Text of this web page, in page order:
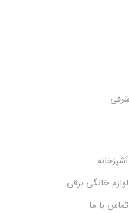
آشپزخانه
لوازم خانگی برقی
تماس با ما